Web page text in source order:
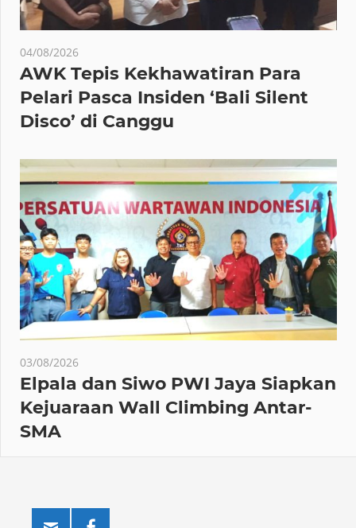
04/08/2026
AWK Tepis Kekhawatiran Para
Pelari Pasca Insiden ‘Bali Silent
Disco’ di Canggu
03/08/2026
Elpala dan Siwo PWI Jaya Siapkan
Kejuaraan Wall Climbing Antar-
SMA